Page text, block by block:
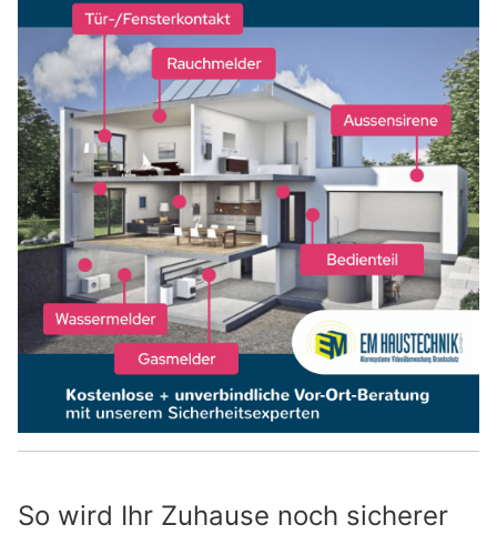
So wird Ihr Zuhause noch sicherer